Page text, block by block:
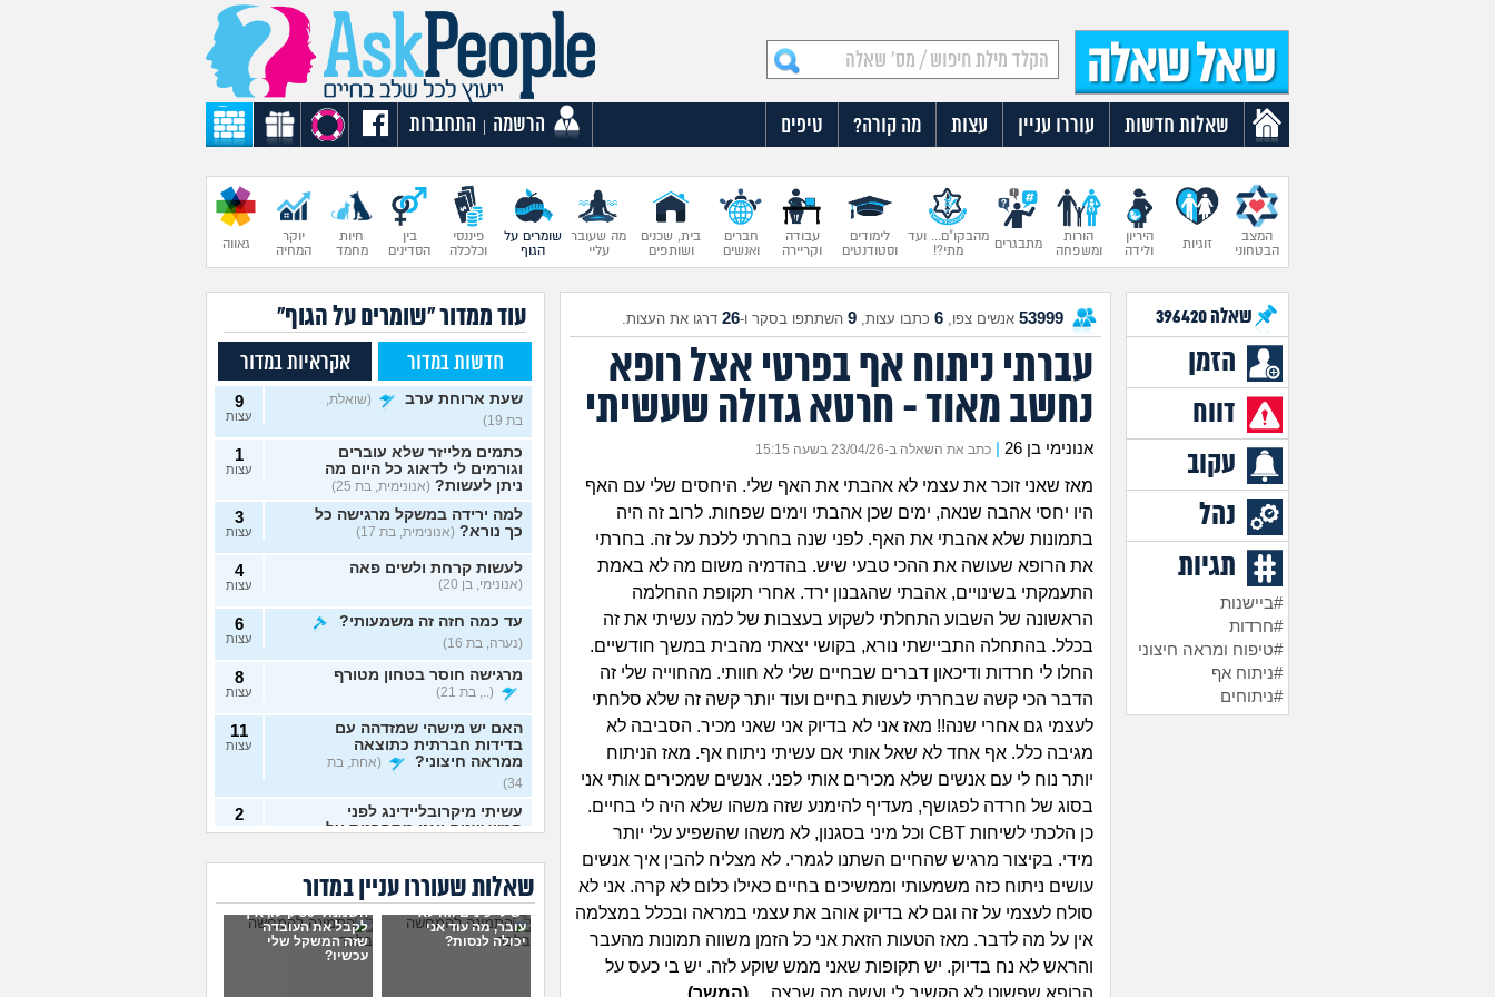
שאלות חדשות עוררו עניין עצות מה קורה? טיפים הרשמה התחברות
המצב
הבטחוני
זוגיות
היריון
ולידה
הורות
ומשפחה
מתבגרים
מהבקו"ם... ועד
מתי?!
לימודים
וסטודנטים
עבודה
וקריירה
חברים
ואנשים
בית, שכנים
ושותפים
מה שעובר
עליי
שומרים על
הגוף
פיננסי
וכלכלה
בין
הסדינים
חיות
מחמד
יוקר
המחיה
גאווה
שאלה396420
הזמן
דווח
עקוב
נהל
תגיות
#ביישנות
#חרדות
#טיפוח ומראה חיצוני
#ניתוח אף
#ניתוחים
53999 אנשים צפו, 6 כתבו עצות, 9 השתתפו בסקר ו-26 דרגו את העצות.
עברתי ניתוח אף בפרטי אצל רופא
נחשב מאוד - חרטא גדולה שעשיתי
אנונימי בן 26 כתב את השאלה ב-23/04/26 בשעה 15:15
מאז שאני זוכר את עצמי לא אהבתי את האף שלי. היחסים שלי עם האף
היו יחסי אהבה שנאה, ימים שכן אהבתי וימים שפחות. לרוב זה היה
בתמונות שלא אהבתי את האף. לפני שנה בחרתי ללכת על זה. בחרתי
את הרופא שעושה את ההכי טבעי שיש. בהדמיה משום מה לא באמת
התעמקתי בשינויים, אהבתי שהגבנון ירד. אחרי תקופת ההחלמה
הראשונה של השבוע התחלתי לשקוע בעצבות של למה עשיתי את זה
בכלל. בהתחלה התביישתי נורא, בקושי יצאתי מהבית במשך חודשיים.
החלו לי חרדות ודיכאון דברים שבחיים שלי לא חוותי. מהחוייה שלי זה
הדבר הכי קשה שבחרתי לעשות בחיים ועוד יותר קשה זה שלא סלחתי
לעצמי גם אחרי שנה!! מאז אני לא בדיוק אני שאני מכיר. הסביבה לא
מגיבה כלל. אף אחד לא שאל אותי אם עשיתי ניתוח אף. מאז הניתוח
יותר נוח לי עם אנשים שלא מכירים אותי לפני. אנשים שמכירים אותי אני
בסוג של חרדה לפגושף, מעדיף להימנע שזה משהו שלא היה לי בחיים.
כן הלכתי לשיחות CBT וכל מיני בסגנון, לא משהו שהשפיע עלי יותר
מידי. בקיצור מרגיש שהחיים השתנו לגמרי. לא מצליח להבין איך אנשים
עושים ניתוח כזה משמעותי וממשיכים בחיים כאילו כלום לא קרה. אני לא
סולח לעצמי על זה וגם לא בדיוק אוהב את עצמי במראה ובכלל במצלמה
אין על מה לדבר. מאז הטעות הזאת אני כל הזמן משווה תמונות מהעבר
והראש לא נח בדיוק. יש תקופות שאני ממש שוקע לזה. יש בי כעס על
הרופא שפשוט לא הקשיב לי ועשה מה שרצה.... (המשך)
עוד ממדור "שומרים על הגוף"
חדשות במדור אקראיות במדור
שעת ארוחת ערב
(שואלת,
בת 19)
9
עצות
כתמים מלייזר שלא עוברים
וגורמים לי לדאוג כל היום מה
ניתן לעשות? (אנונימית, בת 25)
1
עצות
למה ירידה במשקל מרגישה כל
כך נורא? (אנונימית, בת 17)
3
עצות
לעשות קרחת ולשים פאה
(אנונימי, בן 20)
4
עצות
עד כמה חזה זה משמעותי?
(נערה, בת 16)
6
עצות
מרגישה חוסר בטחון מטורף
(.., בת 21)
8
עצות
האם יש מישהי שמזדהה עם
בדידות חברתית כתוצאה
ממראה חיצוני?
(אחת, בת
34)
11
עצות
עשיתי מיקרובליידינג לפני
חמש שנים ואני מתחרטת על
2
איך לדעת אם אני בחורה יפה?
/ מושכת כלפי חוץ?
(לאמפסיקהלחשוב, בת 21)
האם אימוני כח יעילים יותר
להורדה מהירה במשקל גוף?
שאלות שעוררו עניין במדור
יש לי כינים וזה לא
עובר, מה עוד אני
יכולה לנסות?
השמנתי 30 קילו, איך
לקבל את העובדה
שזה המשקל שלי
עכשיו?